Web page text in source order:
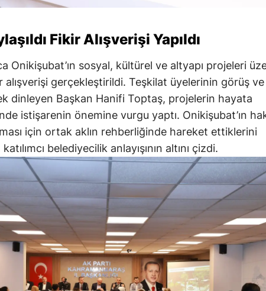
Fikir Alışverişi Yapıldı
Onikişubat’ın sosyal, kültürel ve altyapı projeleri
alışverişi gerçekleştirildi. Teşkilat üyelerinin görüş ve
dinleyen Başkan Hanifi Toptaş, projelerin hayata
istişarenin önemine vurgu yaptı. Onikişubat’ın
için ortak aklın rehberliğinde hareket ettiklerini
belediyecilik anlayışının altını çizdi.